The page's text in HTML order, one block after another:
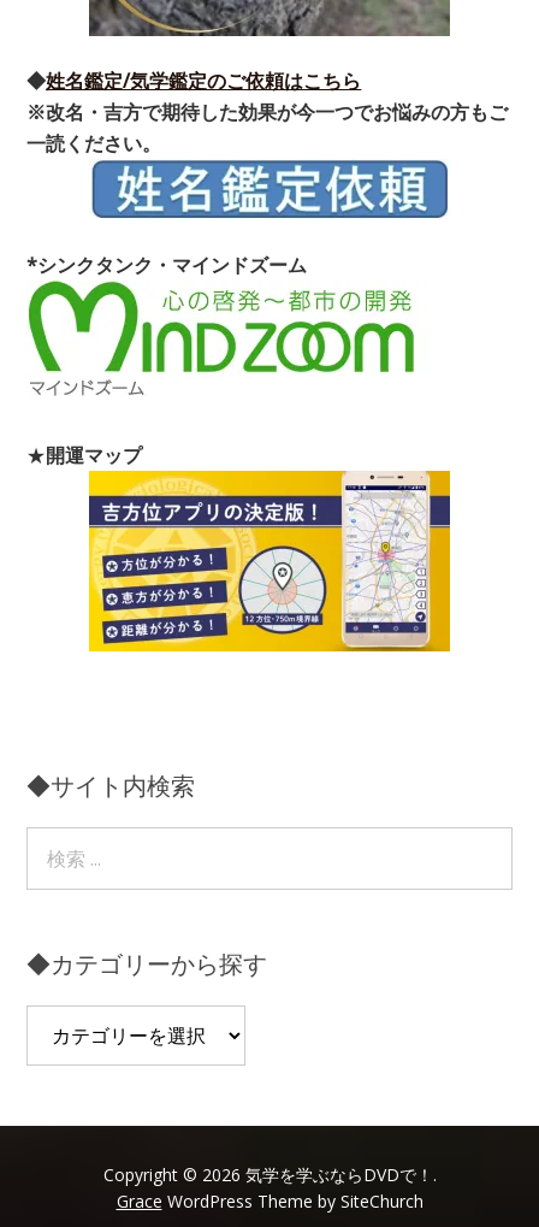
◆姓名鑑定/気学鑑定のご依頼はこちら
※改名・吉方で期待した効果が今一つでお悩みの方もご
一読ください。
*シンクタンク・マインドズーム
★開運マップ
◆サイト内検索
◆カテゴリーから探す
Copyright © 2026 気学を学ぶならDVDで！.
Grace WordPress Theme by SiteChurch